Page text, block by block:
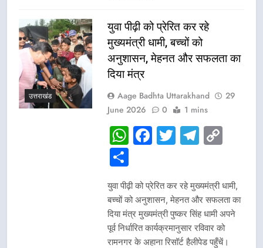
उत्तराखंड
युवा पीढ़ी को प्रेरित कर रहे
मुख्यमंत्री धामी, बच्चों को
अनुशासन, मेहनत और सफलता का
दिया मंत्र
Aage Badhta Uttarakhand
29
June 2026
0 1 mins
WhatsApp
Facebook
Twitter
Share
युवा पीढ़ी को प्रेरित कर रहे मुख्यमंत्री धामी,
बच्चों को अनुशासन, मेहनत और सफलता का
दिया मंत्र मुख्यमंत्री पुष्कर सिंह धामी अपने
पूर्व निर्धारित कार्यक्रमानुसार रविवार को
रामनगर के अहाना रिसॉर्ट हैलीपेड पहुँचें।